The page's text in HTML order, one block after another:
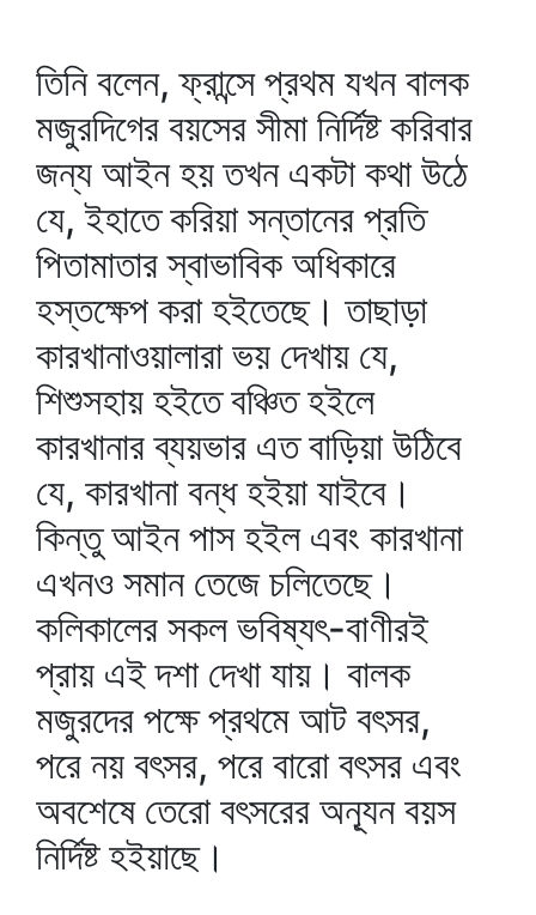
তিনি বলেন, ফ্রান্সে প্রথম যখন বালক
মজুরদিগের বয়সের সীমা নির্দিষ্ট করিবার
জন্য আইন হয় তখন একটা কথা উঠে
যে, ইহাতে করিয়া সন্তানের প্রতি
পিতামাতার স্বাভাবিক অধিকারে
হস্তক্ষেপ করা হইতেছে। তাছাড়া
কারখানাওয়ালারা ভয় দেখায় যে,
শিশুসহায় হইতে বঞ্চিত হইলে
কারখানার ব্যয়ভার এত বাড়িয়া উঠিবে
যে, কারখানা বন্ধ হইয়া যাইবে।
কিন্তু আইন পাস হইল এবং কারখানা
এখনও সমান তেজে চলিতেছে।
কলিকালের সকল ভবিষ্যৎ-বাণীরই
প্রায় এই দশা দেখা যায়। বালক
মজুরদের পক্ষে প্রথমে আট বৎসর,
পরে নয় বৎসর, পরে বারো বৎসর এবং
অবশেষে তেরো বৎসরের অন্যূন বয়স
নির্দিষ্ট হইয়াছে।